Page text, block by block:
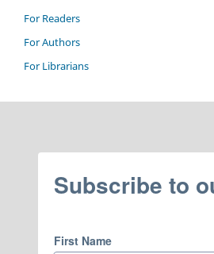
For Readers
For Authors
For Librarians